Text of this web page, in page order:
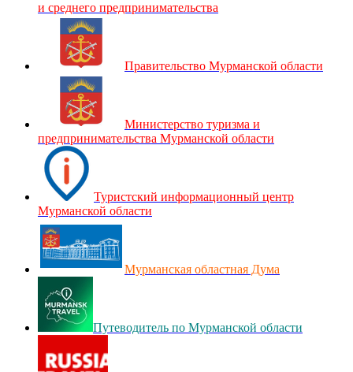
и среднего предпринимательства
Правительство Мурманской области
Министерство туризма и
предпринимательства Мурманской области
Туристский информационный центр
Мурманской области
Мурманская областная Дума
Путеводитель по Мурманской области